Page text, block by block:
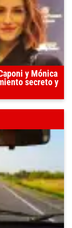
y Mónica
secreto y